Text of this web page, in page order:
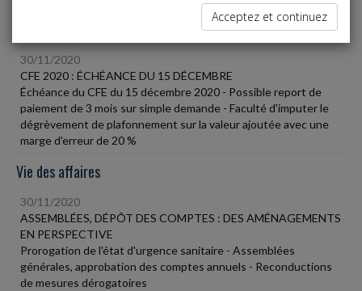
30/11/2020
CFE 2020 : ÉCHÉANCE DU 15 DÉCEMBRE
Échéance du CFE du 15 décembre 2020 - Possible report de
paiement de 3 mois sur simple demande - Faculté d'imputer le
dégrèvement de plafonnement sur la valeur ajoutée avec une
marge d'erreur de 20 %
Vie des affaires
30/11/2020
ASSEMBLÉES, DÉPÔT DES COMPTES : DES AMÉNAGEMENTS
EN PERSPECTIVE
Prorogation de l'état d'urgence sanitaire - Assemblées
générales, approbation des comptes annuels - Reconductions
de mesures dérogatoires
Acceptez et continuez